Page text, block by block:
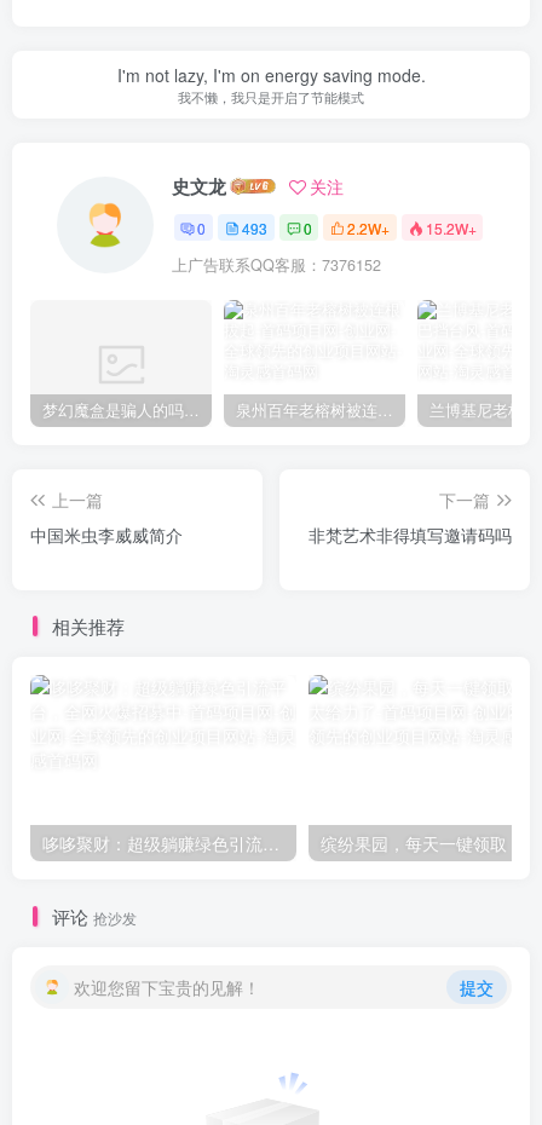
I'm not lazy, I'm on energy saving mode.
我不懒，我只是开启了节能模式
史文龙 关注
0 493 0 2.2W+ 15.2W+
上广告联系QQ客服：7376152
梦幻魔盒是骗人的吗【梦幻魔盒干嘛的】 泉州百年老榕树被连根拔起
上一篇
中国米虫李威威简介
下一篇
非梵艺术非得填写邀请码吗
相关推荐
哆哆聚财：超级躺赚绿色引流平台，全网火爆招募中
评论 抢沙发
欢迎您留下宝贵的见解！ 提交